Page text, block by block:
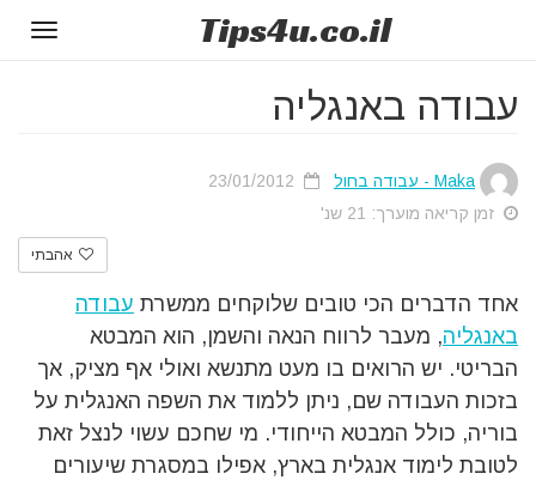
Tips4u.co.il
עבודה באנגליה
Maka - עבודה בחול
זמן קריאה מוערך: 21 שנ'
אהבתי
אחד הדברים הכי טובים שלוקחים ממשרת עבודה
באנגליה, מעבר לרווח הנאה והשמן, הוא המבטא
הבריטי. יש הרואים בו מעט מתנשא ואולי אף מציק, אך
בזכות העבודה שם, ניתן ללמוד את השפה האנגלית על
בוריה, כולל המבטא הייחודי. מי שחכם עשוי לנצל זאת
לטובת לימוד אנגלית בארץ, אפילו במסגרת שיעורים